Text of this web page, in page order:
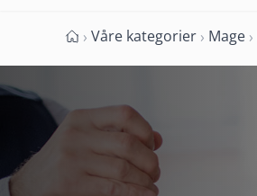
Forside
› Våre kategorier › Mage ›